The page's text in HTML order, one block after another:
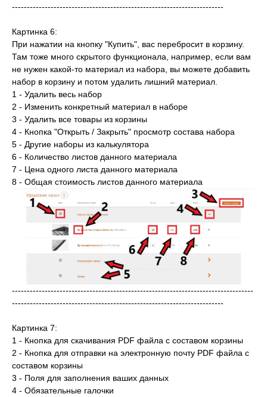
-----------------------------------------------------------------------
Картинка 6:
При нажатии на кнопку "Купить", вас перебросит в корзину.
Там тоже много скрытого функционала, например, если вам
не нужен какой-то материал из набора, вы можете добавить
набор в корзину и потом удалить лишний материал.
1 - Удалить весь набор
2 - Изменить конкретный материал в наборе
3 - Удалить все товары из корзины
4 - Кнопка "Открыть / Закрыть" просмотр состава набора
5 - Другие наборы из калькулятора
6 - Количество листов данного материала
7 - Цена одного листа данного материала
8 - Общая стоимость листов данного материала
---------------------------------------------------------------------------------
-----------------------------------------------------------------------
Картинка 7:
1 - Кнопка для скачивания PDF файла с составом корзины
2 - Кнопка для отправки на электронную почту PDF файла с
составом корзины
3 - Поля для заполнения ваших данных
4 - Обязательные галочки